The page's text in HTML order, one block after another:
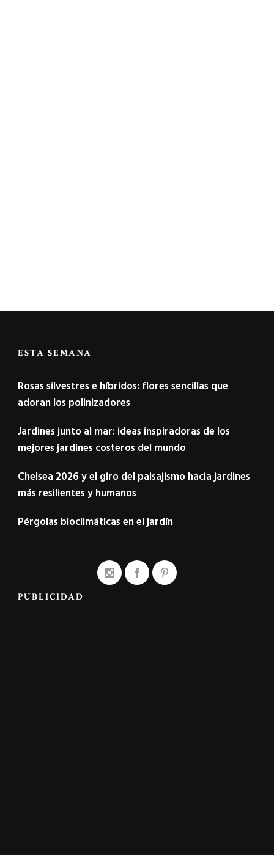
ESTA SEMANA
Rosas silvestres e híbridos: flores sencillas que
adoran los polinizadores
Jardines junto al mar: ideas inspiradoras de los
mejores jardines costeros del mundo
Chelsea 2026 y el giro del paisajismo hacia jardines
más resilientes y humanos
Pérgolas bioclimáticas en el jardín
PUBLICIDAD